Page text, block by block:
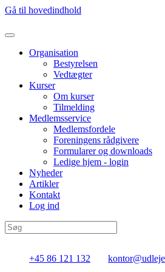
Gå til hovedindhold
Organisation
Bestyrelsen
Vedtægter
Kurser
Om kurser
Tilmelding
Medlemsservice
Medlemsfordele
Foreningens rådgivere
Formularer og downloads
Ledige hjem - login
Nyheder
Artikler
Kontakt
Log ind
+45 86 121 132